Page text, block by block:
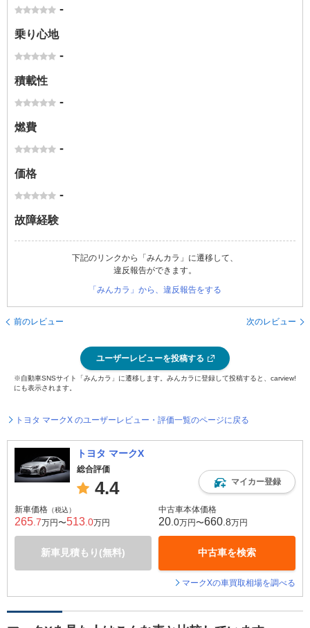
-
乗り心地
-
積載性
-
燃費
-
価格
-
故障経験
下記のリンクから「みんカラ」に遷移して、
違反報告ができます。
「みんカラ」から、違反報告をする
前のレビュー 次のレビュー
ユーザーレビューを投稿する
※自動車SNSサイト「みんカラ」に遷移します。みんカラに登録して投稿すると、carview!
にも表示されます。
トヨタ マークX のユーザーレビュー・評価一覧のページに戻る
トヨタ マークX
総合評価
4.4 マイカー登録
新車価格 （税込）
265 .7万円〜513 .0万円
新車見積もり(無料)
中古車本体価格
20 .0万円〜660 .8万円
中古車を検索
マークXの車買取相場を調べる